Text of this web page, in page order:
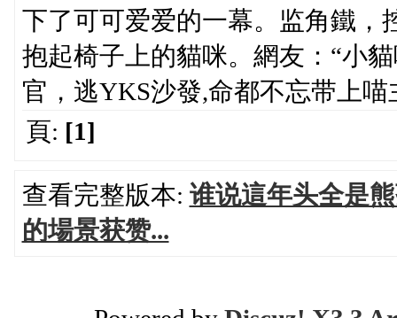
下了可可爱爱的一幕。监角鐵，
抱起椅子上的貓咪。網友：“小
官，逃YKS沙發,命都不忘带上喵
頁: [1]
查看完整版本: 谁说這年头全是
的場景获赞...